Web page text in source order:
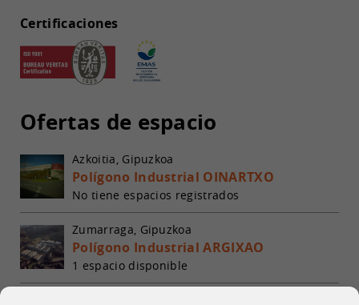
Certificaciones
Ofertas de espacio
Azkoitia, Gipuzkoa
Polígono Industrial OINARTXO
No tiene espacios registrados
Zumarraga, Gipuzkoa
Polígono Industrial ARGIXAO
1 espacio disponible